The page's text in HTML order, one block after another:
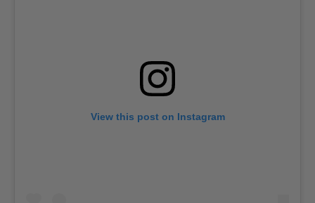
View this post on Instagram